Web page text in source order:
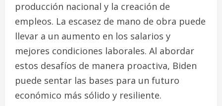
producción nacional y la creación de
empleos. La escasez de mano de obra puede
llevar a un aumento en los salarios y
mejores condiciones laborales. Al abordar
estos desafíos de manera proactiva, Biden
puede sentar las bases para un futuro
económico más sólido y resiliente.